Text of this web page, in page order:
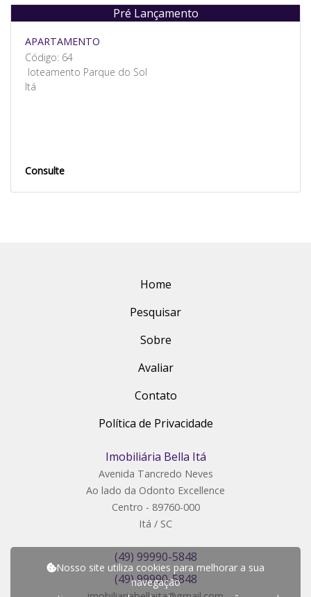
Venda
Pré Lançamento
APARTAMENTO
Código: 64
loteamento Parque do Sol
Itá
Consulte
Nosso site utiliza cookies para melhorar a sua
navegação
Home
Pesquisar
Sobre
Avaliar
Contato
Política de Privacidade
Imobiliária Bella Itá
Avenida Tancredo Neves
Ao lado da Odonto Excellence
Centro - 89760-000
Itá / SC
(49) 99990-5848
(49) 99990-5848